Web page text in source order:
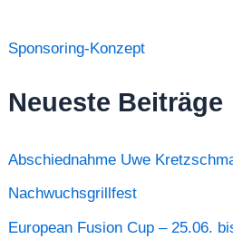
Sponsoring-Konzept
Neueste Beiträge
Abschiednahme Uwe
Nachwuchsgrillfest
European Fusion Cup – 25.06.